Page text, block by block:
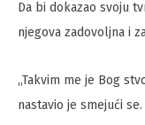
Da bi dokazao svoju
njegova zadovoljna i
„Takvim me je Bog
nastavio je smejući se.